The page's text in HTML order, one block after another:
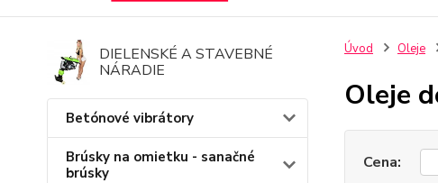
DIELENSKÉ A STAVEBNÉ
NÁRADIE
Betónové vibrátory
Brúsky na omietku - sanačné
brúsky
Úvod Oleje
Oleje
Cena: